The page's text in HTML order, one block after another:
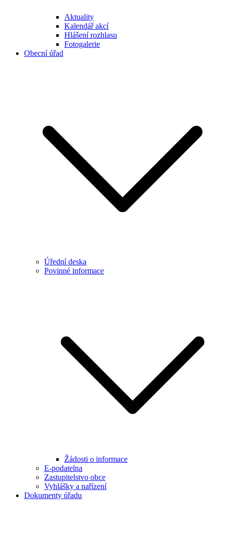
Aktuality
Kalendář akcí
Hlášení rozhlasu
Fotogalerie
Obecní úřad
Úřední deska
Povinné informace
Žádosti o informace
E-podatelna
Zastupitelstvo obce
Vyhlášky a nařízení
Dokumenty úřadu